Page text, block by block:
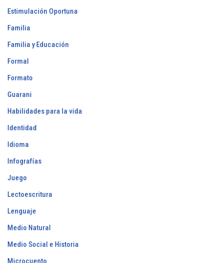
Estimulación Oportuna
Familia
Familia y Educación
Formal
Formato
Guarani
Habilidades para la vida
Identidad
Idioma
Infografías
Juego
Lectoescritura
Lenguaje
Medio Natural
Medio Social e Historia
Microcuento